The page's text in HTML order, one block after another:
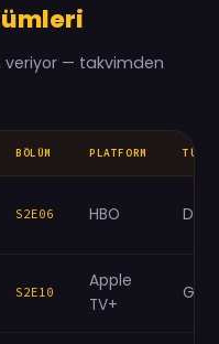
veriyor — takvimden
BÖLÜM PLATFORM TÜR
S2E06 HBO
S2E10
Apple
TV+